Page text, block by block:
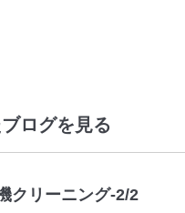
ログを見る
クリーニング-2/2